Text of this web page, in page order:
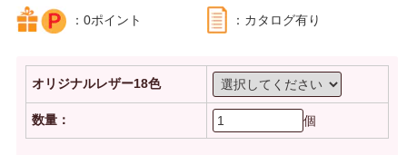
：0ポイント ：カタログ有り
オリジナルレザー18色
数量： 個